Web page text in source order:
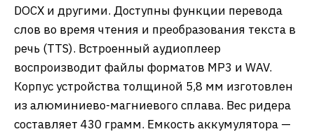
DOCX и другими. Доступны функции перевода
слов во время чтения и преобразования текста в
речь (TTS). Встроенный аудиоплеер
воспроизводит файлы форматов MP3 и WAV.
Корпус устройства толщиной 5,8 мм изготовлен
из алюминиево-магниевого сплава. Вес ридера
составляет 430 грамм. Емкость аккумулятора —